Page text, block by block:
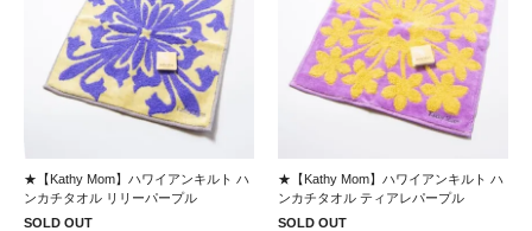
★【Kathy Mom】ハワイアンキルト ハ
ンカチタオル リリーパープル
SOLD OUT
★【Kathy Mom】ハワイアンキルト ハ
ンカチタオル ティアレパープル
SOLD OUT